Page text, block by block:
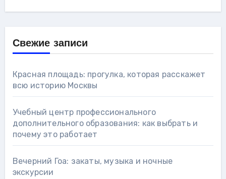
Свежие записи
Красная площадь: прогулка, которая расскажет
всю историю Москвы
Учебный центр профессионального
дополнительного образования: как выбрать и
почему это работает
Вечерний Гоа: закаты, музыка и ночные
экскурсии